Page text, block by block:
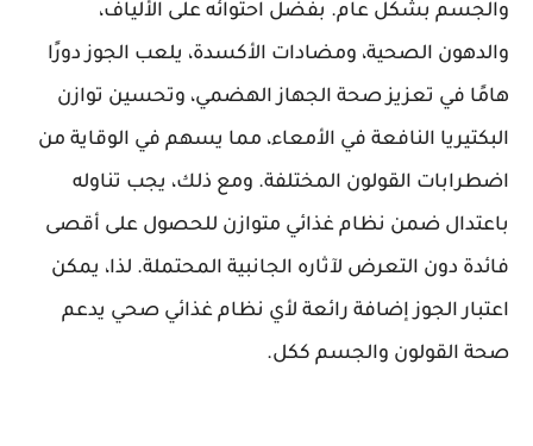
والجسم بشكل عام. بفضل احتوائه على الألياف،
والدهون الصحية، ومضادات الأكسدة، يلعب الجوز دورًا
هامًا في تعزيز صحة الجهاز الهضمي، وتحسين توازن
البكتيريا النافعة في الأمعاء، مما يسهم في الوقاية من
اضطرابات القولون المختلفة. ومع ذلك، يجب تناوله
باعتدال ضمن نظام غذائي متوازن للحصول على أقصى
فائدة دون التعرض لآثاره الجانبية المحتملة. لذا، يمكن
اعتبار الجوز إضافة رائعة لأي نظام غذائي صحي يدعم
صحة القولون والجسم ككل.